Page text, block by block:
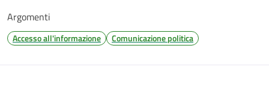
Argomenti
Accesso all'informazione Comunicazione politica